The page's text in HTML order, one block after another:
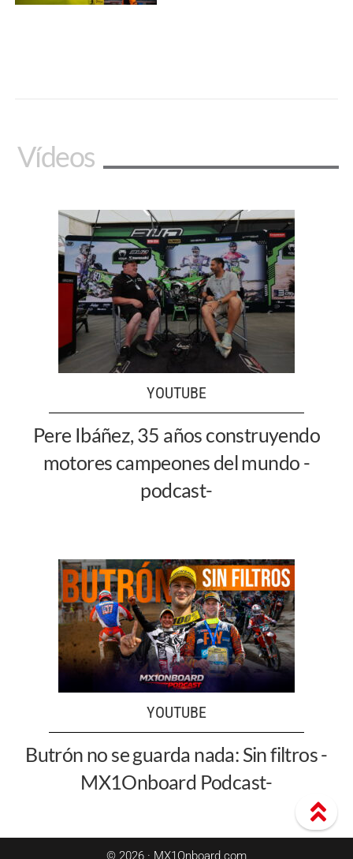
Vídeos
YOUTUBE
Pere Ibáñez, 35 años construyendo
motores campeones del mundo -
podcast-
YOUTUBE
Butrón no se guarda nada: Sin filtros -
MX1Onboard Podcast-
© 2026 · MX1Onboard.com